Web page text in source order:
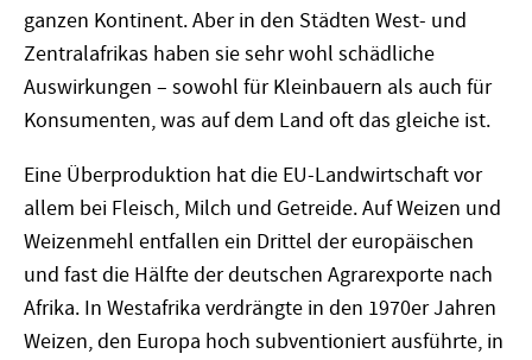
ganzen Kontinent. Aber in den Städten West- und
Zentralafrikas haben sie sehr wohl schädliche
Auswirkungen – sowohl für Kleinbauern als auch für
Konsumenten, was auf dem Land oft das gleiche ist.
Eine Überproduktion hat die EU-Landwirtschaft vor
allem bei Fleisch, Milch und Getreide. Auf Weizen und
Weizenmehl entfallen ein Drittel der europäischen
und fast die Hälfte der deutschen Agrarexporte nach
Afrika. In Westafrika verdrängte in den 1970er Jahren
Weizen, den Europa hoch subventioniert ausführte, in